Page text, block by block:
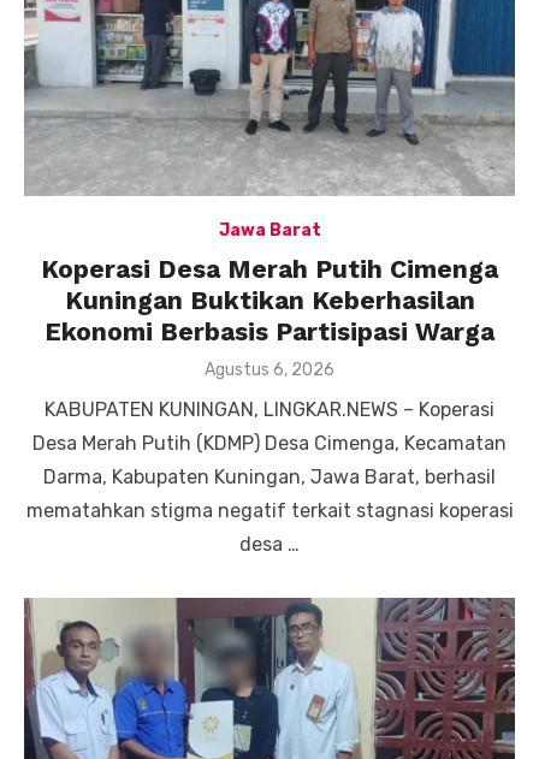
Jawa Barat
Koperasi Desa Merah Putih Cimenga
Kuningan Buktikan Keberhasilan
Ekonomi Berbasis Partisipasi Warga
Posted
Agustus 6, 2026
KABUPATEN KUNINGAN, LINGKAR.NEWS – Koperasi
Desa Merah Putih (KDMP) Desa Cimenga, Kecamatan
Darma, Kabupaten Kuningan, Jawa Barat, berhasil
mematahkan stigma negatif terkait stagnasi koperasi
desa …